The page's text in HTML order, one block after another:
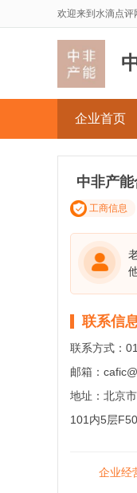
欢迎来到水滴点评
企业首页
中非产
工商信息
联系信
联系方式：
邮箱：
地址： 北京
101内5层
企业经